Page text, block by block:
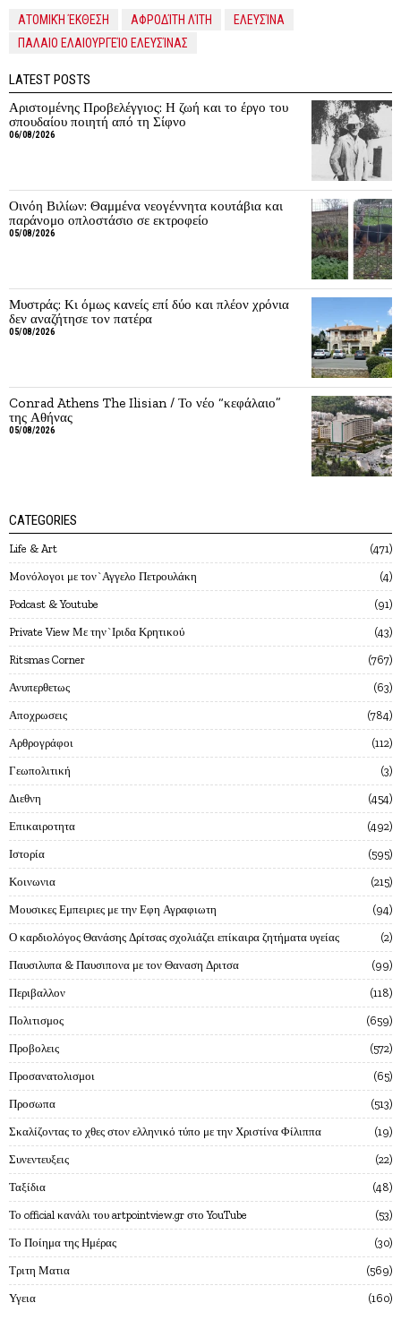
ΑΤΟΜΙΚΉ ΈΚΘΕΣΗ ΑΦΡΟΔΊΤΗ ΛΊΤΗ
ΕΛΕΥΣΊΝΑ
ΠΑΛΑΙΟ ΕΛΑΙΟΥΡΓΕΊΟ ΕΛΕΥΣΊΝΑΣ
LATEST POSTS
Αριστομένης Προβελέγγιος: Η ζωή και το έργο του
σπουδαίου ποιητή από τη Σίφνο
06/08/2026
Οινόη Βιλίων: Θαμμένα νεογέννητα κουτάβια και
παράνομο οπλοστάσιο σε εκτροφείο
05/08/2026
Μυστράς: Κι όμως κανείς επί δύο και πλέον χρόνια
δεν αναζήτησε τον πατέρα
05/08/2026
Conrad Athens The Ilisian / Το νέο “κεφάλαιο”
της Αθήνας
05/08/2026
CATEGORIES
Life & Art 471
Mονόλογοι με τον`Αγγελο Πετρουλάκη 4
Podcast & Youtube 91
Private View Με την`Ιριδα Κρητικού 43
Ritsmas Corner 767
Ανυπερθετως 63
Αποχρωσεις 784
Αρθρογράφοι 112
Γεωπολιτική 3
Διεθνη 454
Επικαιροτητα 492
Ιστορία 595
Κοινωνια 215
Μουσικες Εμπειριες με την Εφη Αγραφιωτη 94
Ο καρδιολόγος Θανάσης Δρίτσας σχολιάζει επίκαιρα ζητήματα υγείας 2
Παυσιλυπα & Παυσιπονα με τον Θαναση Δριτσα 99
Περιβαλλον 118
Πολιτισμος 659
Προβολεις 572
Προσανατολισμοι 65
Προσωπα 513
Σκαλίζοντας το χθες στον ελληνικό τύπο με την Χριστίνα Φίλιππα 19
Συνεντευξεις 22
Ταξίδια 48
Το official κανάλι του artpointview.gr στο YouTube 53
Το Ποίημα της Ημέρας 30
Τριτη Ματια 569
Υγεια 160